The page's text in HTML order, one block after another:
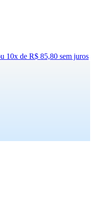
10x de R$ 85,80 sem juros